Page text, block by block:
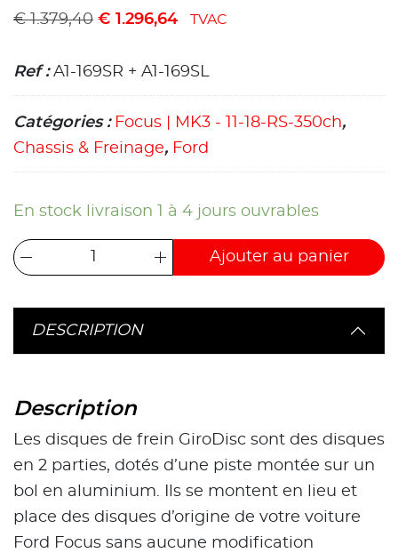
€1.379,40 € 1.296,64 TVAC
Ref :A1-169SR + A1-169SL
Catégories : Focus | MK3 - 11-18-RS-350ch,
Chassis & Freinage, Ford
En stock livraison 1 à 4 jours ouvrables
Ajouter au panier
DESCRIPTION
Description
Les disques de frein GiroDisc sont des disques
en 2 parties, dotés d’une piste montée sur un
bol en aluminium. Ils se montent en lieu et
place des disques d’origine de votre voiture
Ford Focus sans aucune modification